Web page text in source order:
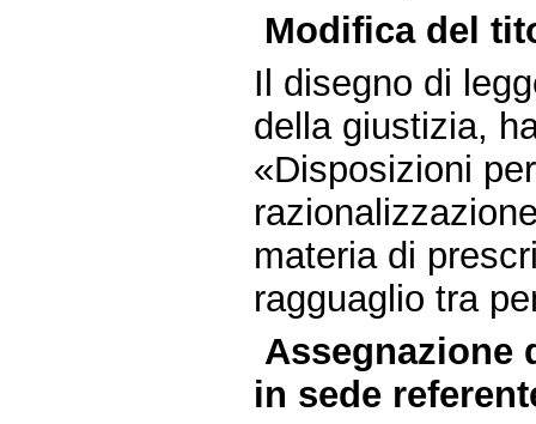
Modifica del
Il disegno di
della giustizia,
«Disposizioni
materia di
ragguaglio tra
Assegnazione
in sede